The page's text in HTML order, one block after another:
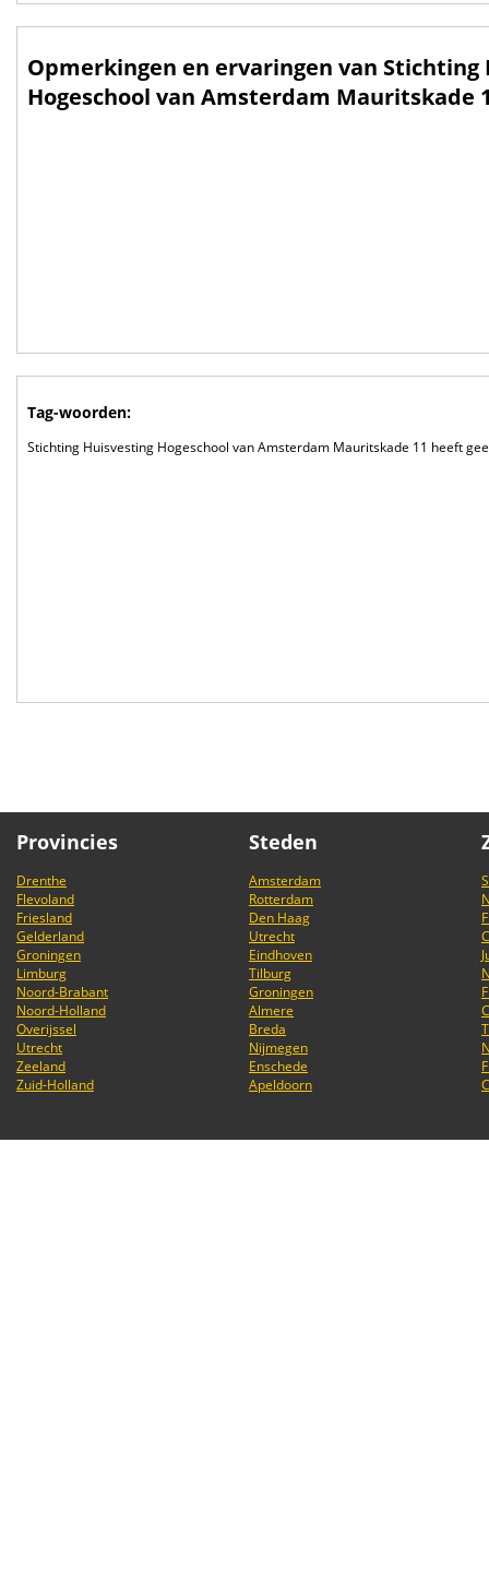
Opmerkingen en ervaringen van Stichting
Hogeschool van Amsterdam Mauritskade
Tag-woorden:
Stichting Huisvesting Hogeschool van Amsterdam Mauritskade 11 heeft
Provincies
Drenthe
Flevoland
Friesland
Gelderland
Groningen
Limburg
Noord-Brabant
Noord-Holland
Overijssel
Utrecht
Zeeland
Zuid-Holland
Steden
Amsterdam
Rotterdam
Den Haag
Utrecht
Eindhoven
Tilburg
Groningen
Almere
Breda
Nijmegen
Enschede
Apeldoorn